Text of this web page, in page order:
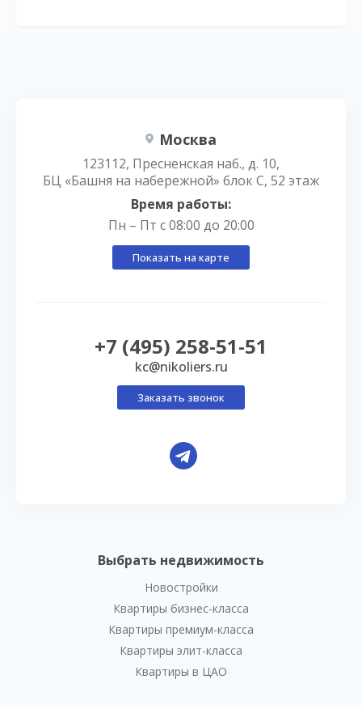
Выбрать недвижимость
Новостройки
Квартиры бизнес-класса
Квартиры премиум-класса
Квартиры элит-класса
Квартиры в ЦАО
Москва
123112, Пресненская наб., д. 10,
БЦ «Башня на набережной» блок С, 52 этаж
Время работы:
Пн – Пт с 08:00 до 20:00
Показать на карте
+7 (495) 258-51-51
kc@nikoliers.ru
Заказать звонок